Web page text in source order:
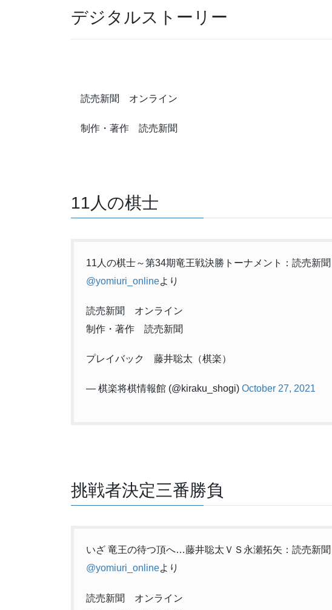
デジタルストーリー
読売新聞 オンライン
制作・著作 読売新聞
11人の棋士
11人の棋士～第34期竜王戦決勝トーナメント：読売新聞
@yomiuri_onlineより
読売新聞 オンライン
制作・著作 読売新聞
プレイバック 藤井聡太（棋楽）
— 棋楽将棋情報館 (@kiraku_shogi) October 27, 2021
挑戦者決定三番勝負
いざ 竜王の待つ頂へ…藤井聡太ＶＳ永瀬拓矢：読売新聞
@yomiuri_onlineより
読売新聞 オンライン